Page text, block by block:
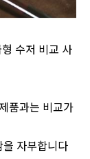
수저 비교 사
품과는 비교가
자부합니다